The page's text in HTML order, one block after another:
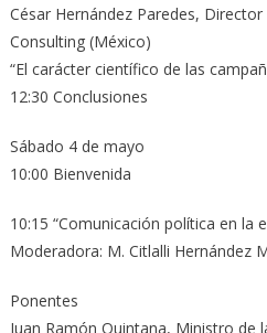
César Hernández Paredes,
Consulting (México)
“El carácter científico de las
12:30 Conclusiones
Sábado 4 de mayo
10:00 Bienvenida
10:15 “Comunicación política en la
Moderadora: M. Citlalli Hernández
Ponentes
Juan Ramón Quintana, Ministro de